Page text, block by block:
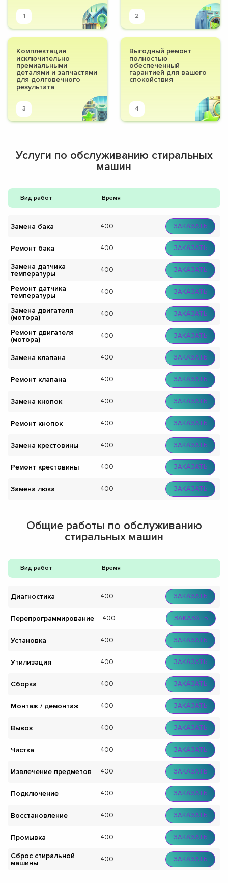
1 2
Комплектация
исключительно
премиальными
деталями и запчастями
для долговечного
результата
3
Выгодный ремонт
полностью
обеспеченный
гарантией для вашего
спокойствия
4
Услуги по обслуживанию стиральных
машин
Вид работ Время
Замена бака 400 ЗАКАЗАТЬ
Ремонт бака 400 ЗАКАЗАТЬ
Замена датчика
температуры
400 ЗАКАЗАТЬ
Ремонт датчика
температуры
400 ЗАКАЗАТЬ
Замена двигателя
(мотора)
400 ЗАКАЗАТЬ
Ремонт двигателя
(мотора)
400 ЗАКАЗАТЬ
Замена клапана 400 ЗАКАЗАТЬ
Ремонт клапана 400 ЗАКАЗАТЬ
Замена кнопок 400 ЗАКАЗАТЬ
Ремонт кнопок 400 ЗАКАЗАТЬ
Замена крестовины 400 ЗАКАЗАТЬ
Ремонт крестовины 400 ЗАКАЗАТЬ
Замена люка 400 ЗАКАЗАТЬ
Общие работы по обслуживанию
стиральных машин
Вид работ Время
Диагностика 400 ЗАКАЗАТЬ
Перепрограммирование 400 ЗАКАЗАТЬ
Установка 400 ЗАКАЗАТЬ
Утилизация 400 ЗАКАЗАТЬ
Сборка 400 ЗАКАЗАТЬ
Монтаж / демонтаж 400 ЗАКАЗАТЬ
Вывоз 400 ЗАКАЗАТЬ
Чистка 400 ЗАКАЗАТЬ
Извлечение предметов 400 ЗАКАЗАТЬ
Подключение 400 ЗАКАЗАТЬ
Восстановление 400 ЗАКАЗАТЬ
Промывка 400 ЗАКАЗАТЬ
Сброс стиральной
машины
400 ЗАКАЗАТЬ